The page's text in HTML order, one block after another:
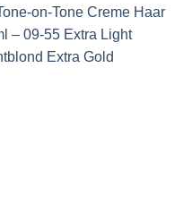
on-Tone Creme Haar
– 09-55 Extra Light
Extra Gold